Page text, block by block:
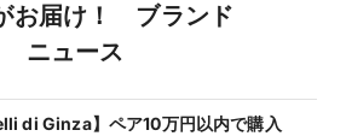
、ご来店いただいたその日にお持ち帰り
お届け！ ブランド
ニュース
di Ginza】ペア10万円以内で購入